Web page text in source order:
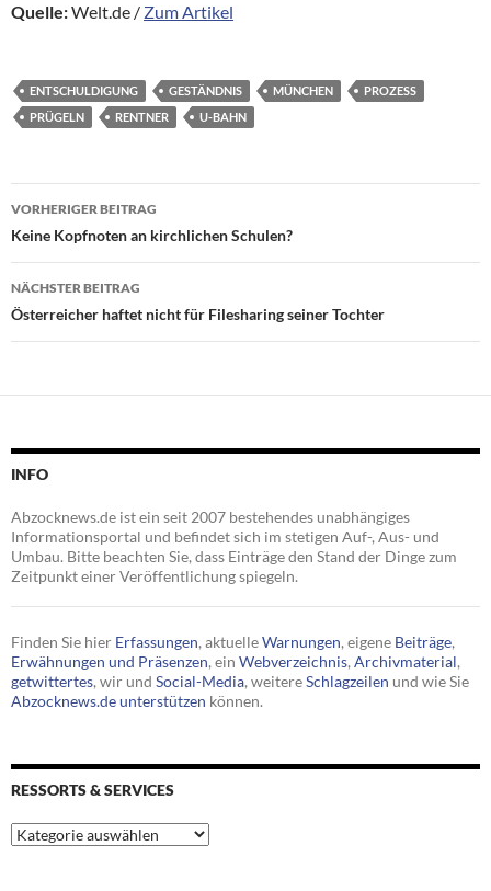
Quelle:Welt.de / Zum Artikel
ENTSCHULDIGUNG GESTÄNDNIS MÜNCHEN
PROZESS
PRÜGELN
RENTNER U-BAHN
Beitragsnavigation
VORHERIGER BEITRAG
Keine Kopfnoten an kirchlichen Schulen?
NÄCHSTER BEITRAG
Österreicher haftet nicht für Filesharing seiner Tochter
INFO
Abzocknews.de ist ein seit 2007 bestehendes unabhängiges
Informationsportal und befindet sich im stetigen Auf-, Aus- und
Umbau. Bitte beachten Sie, dass Einträge den Stand der Dinge zum
Zeitpunkt einer Veröffentlichung spiegeln.
Finden Sie hier Erfassungen, aktuelleWarnungen, eigene Beiträge,
Erwähnungen und Präsenzen, ein Webverzeichnis, Archivmaterial,
getwittertes, wir und Social-Media, weitereSchlagzeilen und wie Sie
Abzocknews.de unterstützen können.
RESSORTS & SERVICES
Ressorts
&